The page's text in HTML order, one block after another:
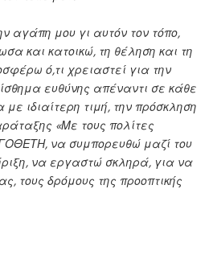
αγάπη μου γι αυτόν τον τόπο,
και κατοικώ, τη θέληση και τη
ό,τι χρειαστεί για την
ευθύνης απέναντι σε κάθε
ιδιαίτερη τιμή, την πρόσκληση
«Με τους πολίτες
να συμπορευθώ μαζί του
να εργαστώ σκληρά, για να
τους δρόμους της προοπτικής